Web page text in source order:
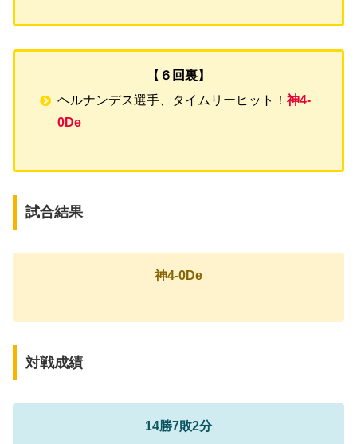
【６回裏】
ヘルナンデス選手、タイムリーヒット！神4-
0De
試合結果
神4-0De
対戦成績
14勝7敗2分